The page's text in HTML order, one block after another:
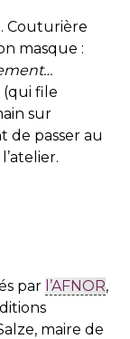
Couturière
masque :
(qui file
sur
de passer au
par l’AFNOR,
maire de